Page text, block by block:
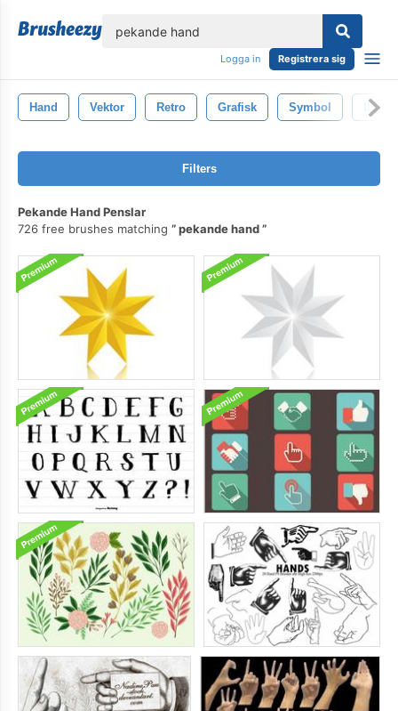
Logga in Registrera sig
Hand Vektor Retro Grafisk Symbol
Filters
Pekande Hand Penslar
726 free brushes matching
pekande hand